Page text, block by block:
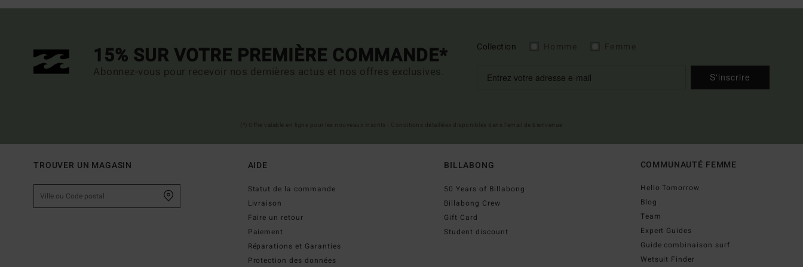
15% SUR VOTRE PREMIÈRE COMMANDE*
Abonnez-vous pour recevoir nos dernières actus et nos offres exclusives.
Collection
S'inscrire
TROUVER UN MAGASIN AIDE
Statut de la commande
Livraison
Faire un retour
Paiement
Réparations et Garanties
Protection des données
BILLABONG
50 Years of Billabong
Billabong Crew
Gift Card
Student discount
COMMUNAUTÉ FEMME
Hello Tomorrow
Blog
Team
Expert Guides
Guide combinaison surf
Wetsuit Finder